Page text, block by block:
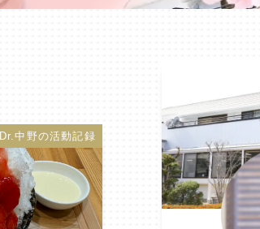
Dr.中野の活動記録